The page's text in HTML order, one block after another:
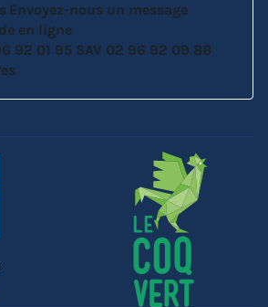
Envoyez-nous un message
en ligne
92 01 95 SAV 02 96 92 09 88